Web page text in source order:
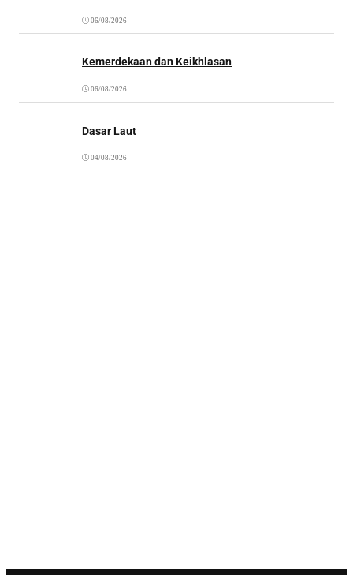
06/08/2026
Kemerdekaan dan Keikhlasan
06/08/2026
Dasar Laut
04/08/2026